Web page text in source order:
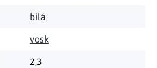
bílá
vosk
2,3